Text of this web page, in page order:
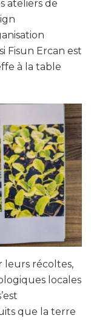
ateliers de
Fisun Ercan est
à la table
leurs récoltes,
locales
que la terre